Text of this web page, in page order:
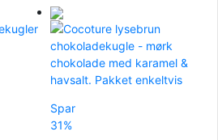
Spar
31%